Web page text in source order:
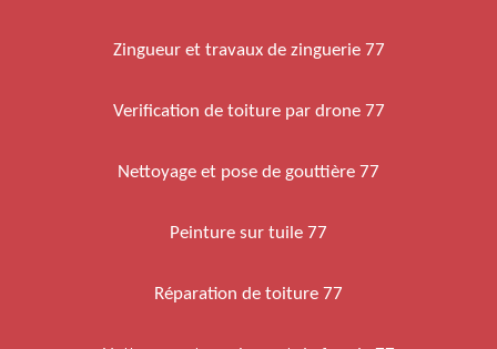
Zingueur et travaux de zinguerie 77
Verification de toiture par drone 77
Nettoyage et pose de gouttière 77
Peinture sur tuile 77
Réparation de toiture 77